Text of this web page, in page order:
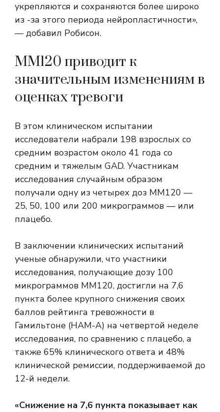
укрепляются и сохраняются более широко
из -за этого периода нейропластичности»,
— добавил Робисон.
MM120 приводит к
значительным изменениям в
оценках тревоги
В этом клиническом испытании
исследователи набрали 198 взрослых со
средним возрастом около 41 года со
средним и тяжелым GAD. Участникам
исследования случайным образом
получали одну из четырех доз MM120 —
25, 50, 100 или 200 микрограммов — или
плацебо.
В заключении клинических испытаний
ученые обнаружили, что участники
исследования, получающие дозу 100
микрограммов MM120, достигли на 7,6
пункта более крупного снижения своих
баллов рейтинга тревожности в
Гамильтоне (HAM-A) на четвертой неделе
исследования, по сравнению с плацебо, а
также 65% клинического ответа и 48%
клинической ремиссии, поддерживаемой до
12-й недели.
«Снижение на 7,6 пункта показывает как